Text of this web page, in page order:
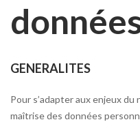
GENERALITES
Pour s’adapter aux enjeux
maîtrise des données